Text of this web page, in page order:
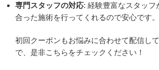
専門スタッフの対応: 経験豊富なスタッフ
合った施術を行ってくれるので安心です。
初回クーポンもお悩みに合わせて配信し
で、是非こちらをチェックください！